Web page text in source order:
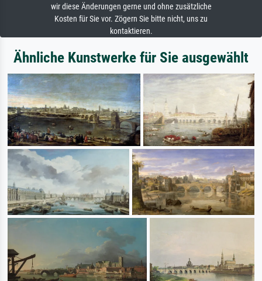
wir diese Änderungen gerne und ohne zusätzliche
Kosten für Sie vor. Zögern Sie bitte nicht, uns zu
kontaktieren.
Ähnliche Kunstwerke für Sie ausgewählt